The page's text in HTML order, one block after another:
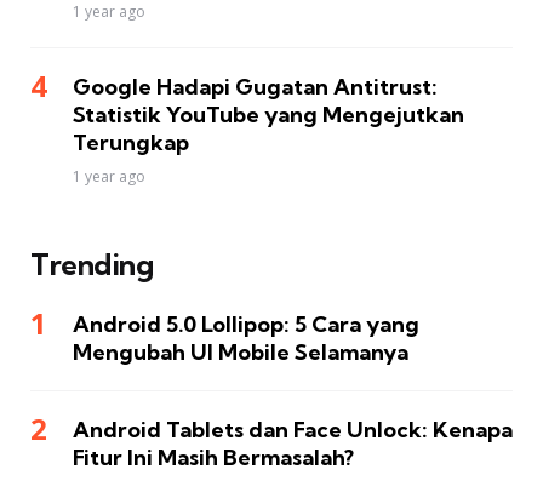
1 year ago
Google Hadapi Gugatan Antitrust:
Statistik YouTube yang Mengejutkan
Terungkap
1 year ago
Trending
Android 5.0 Lollipop: 5 Cara yang
Mengubah UI Mobile Selamanya
Android Tablets dan Face Unlock: Kenapa
Fitur Ini Masih Bermasalah?